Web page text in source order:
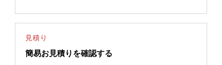
見積り
簡易お見積りを確認する